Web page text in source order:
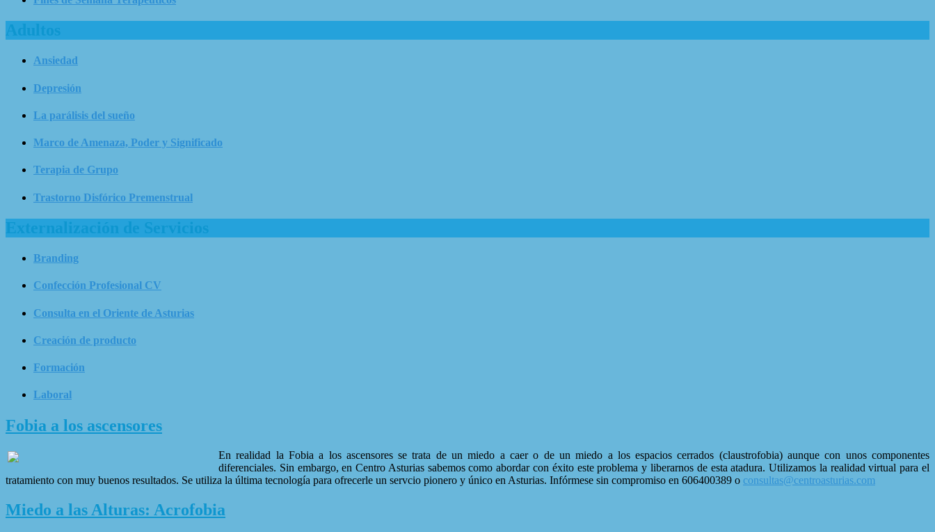
Adultos
Ansiedad
Depresión
La parálisis del sueño
Marco de Amenaza, Poder y Significado
Terapia de Grupo
Trastorno Disfórico Premenstrual
Externalización de Servicios
Branding
Confección Profesional CV
Consulta en el Oriente de Asturias
Creación de producto
Formación
Laboral
Fobia a los ascensores
En realidad la Fobia a los ascensores se trata de un miedo a caer o de un miedo a los espacios cerrados (claustrofobia) aunque con unos componentes
diferenciales. Sin embargo, en Centro Asturias sabemos como abordar con éxito este problema y liberarnos de esta atadura. Utilizamos la realidad virtual para el
tratamiento con muy buenos resultados. Se utiliza la última tecnología para ofrecerle un servcio pionero y único en Asturias. Infórmese sin compromiso en 606400389 o consultas@centroasturias.com
Miedo a las Alturas: Acrofobia